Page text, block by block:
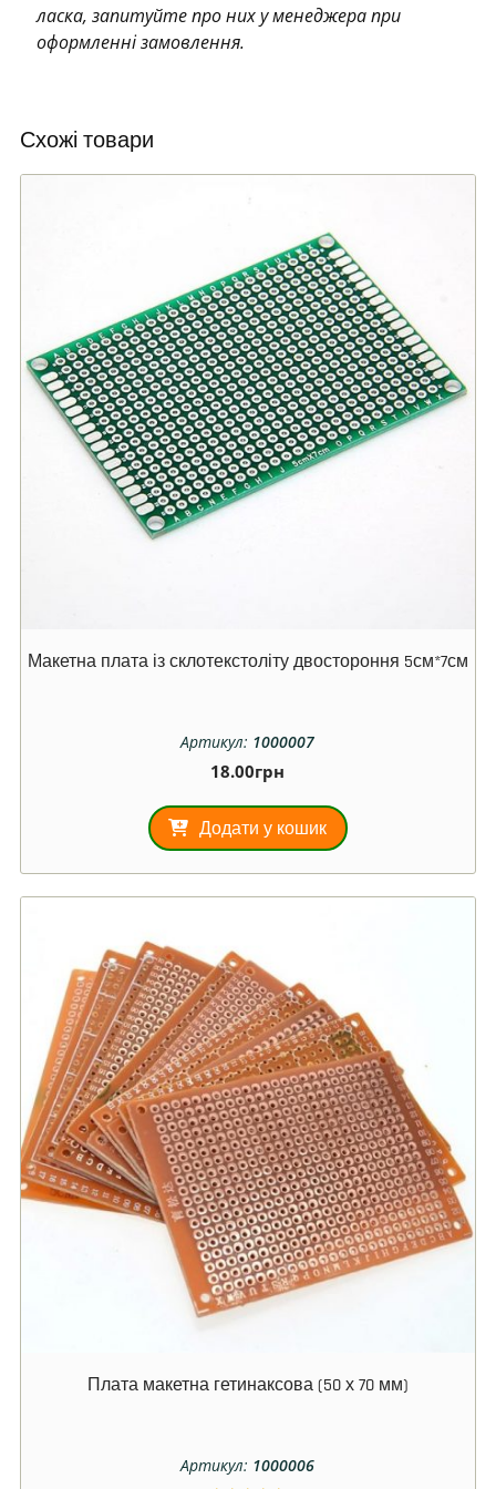
ласка, запитуйте про них у менеджера при
оформленні замовлення.
Схожі товари
Макетна плата із склотекстоліту двостороння 5см*7см
Артикул: 1000007
18.00грн
Додати у кошик
Плата макетна гетинаксова (50 х 70 мм)
Артикул: 1000006